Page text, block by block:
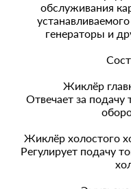
обслуживания
генераторы и
Жиклёр
Отвечает за подачу
Жиклёр холостого
Регулирует подачу